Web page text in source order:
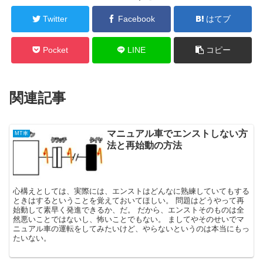
Twitter Facebook はてブ
Pocket LINE コピー
関連記事
MT車
マニュアル車でエンストしない方
法と再始動の方法
心構えとしては、実際には、エンストはどんなに熟練していてもする
ときはするということを覚えておいてほしい。 問題はどうやって再
始動して素早く発進できるか、だ。 だから、エンストそのものは全
然悪いことではないし、怖いことでもない。 ましてやそのせいでマ
ニュアル車の運転をしてみたいけど、やらないというのは本当にもっ
たいない。